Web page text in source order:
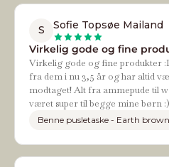
S
Sofie Topsøe Mailand
Virkelig gode og fine
Virkelig gode og fine produkter
fra dem i nu 3,5 år og har altid
modtaget! Alt fra ammepude til
været super til begge mine børn
Benne pusletaske - Earth brown